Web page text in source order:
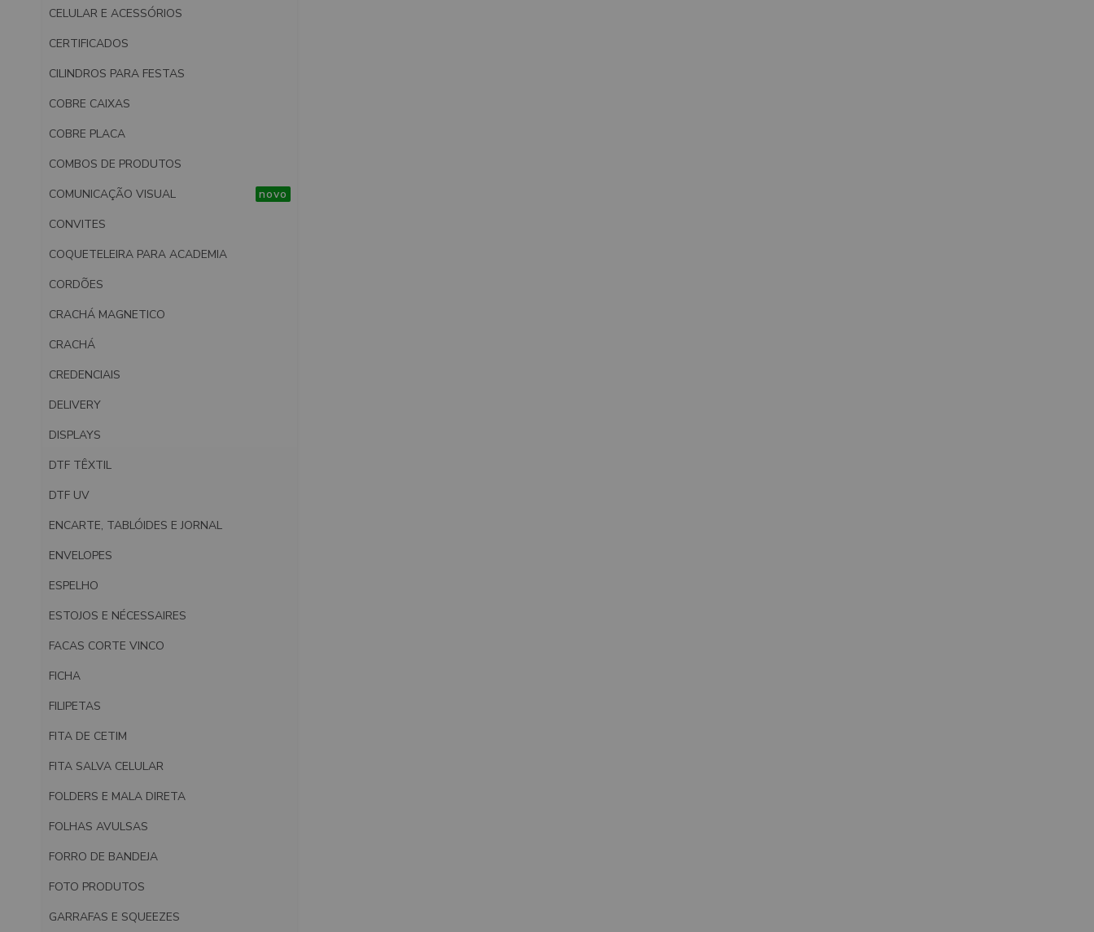
CELULAR E ACESSÓRIOS
CERTIFICADOS
CILINDROS PARA FESTAS
COBRE CAIXAS
COBRE PLACA
COMBOS DE PRODUTOS
COMUNICAÇÃO VISUAL
novo
CONVITES
COQUETELEIRA PARA ACADEMIA
CORDÕES
CRACHÁ MAGNETICO
CRACHÁ
CREDENCIAIS
DELIVERY
DISPLAYS
DTF TÊXTIL
DTF UV
ENCARTE, TABLÓIDES E JORNAL
ENVELOPES
ESPELHO
ESTOJOS E NÉCESSAIRES
FACAS CORTE VINCO
FICHA
FILIPETAS
FITA DE CETIM
FITA SALVA CELULAR
FOLDERS E MALA DIRETA
FOLHAS AVULSAS
FORRO DE BANDEJA
FOTO PRODUTOS
GARRAFAS E SQUEEZES